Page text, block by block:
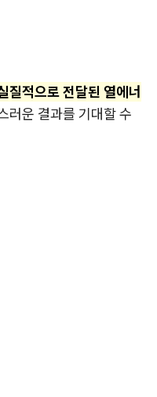
질적으로 전달된 열에너
러운 결과를 기대할 수